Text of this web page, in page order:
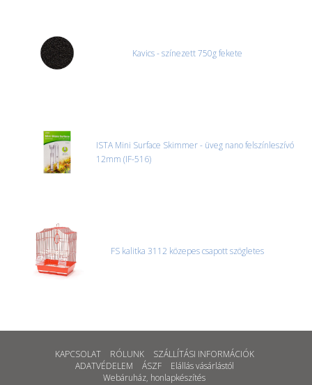
Kavics - színezett 750g fekete
ISTA Mini Surface Skimmer - üveg nano felszínleszívó
12mm (IF-516)
FS kalitka 3112 közepes csapott szögletes
KAPCSOLAT RÓLUNK
SZÁLLÍTÁSI INFORMÁCIÓK
ADATVÉDELEM
ÁSZF
Elállás vásárlástól
Webáruház, honlapkészítés